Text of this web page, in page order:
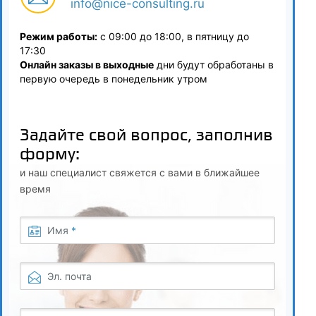
Сущность и содержание понятия «менеджмент».
Связующие процессы в организации
4.3
Функции управления
Управление организационной культуры и
организационными изменениями
4.5
info@nice-consulting.ru
Режим работы: с 09:00 до 18:00, в пятницу до
17:30
Онлайн заказы в выходные дни будут обработаны в
первую очередь в понедельник утром
Задайте свой вопрос, заполнив
форму:
и наш специалист свяжется с вами в ближайшее
время
Имя *
Эл. почта